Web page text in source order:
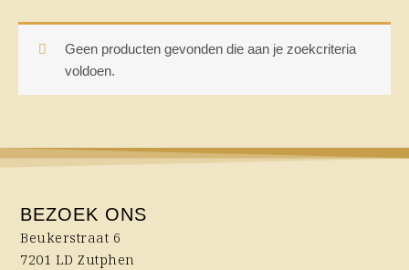
Geen producten gevonden die aan je zoekcriteria
voldoen.
BEZOEK ONS
Beukerstraat 6
7201 LD Zutphen